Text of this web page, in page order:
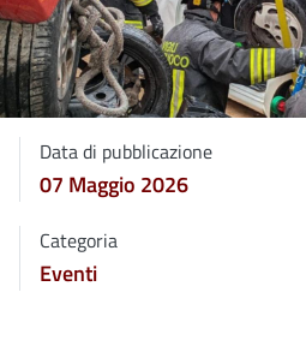
Data di pubblicazione
07 Maggio 2026
Categoria
Eventi